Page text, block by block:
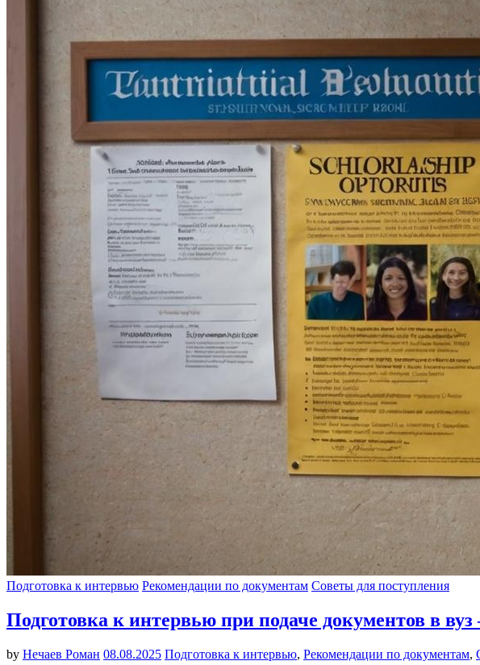
Подготовка к интервью Рекомендации по документам Советы для поступления
Подготовка к интервью при подаче документов в
by Нечаев Роман 08.08.2025 Подготовка к интервью, Рекомендации по документам,